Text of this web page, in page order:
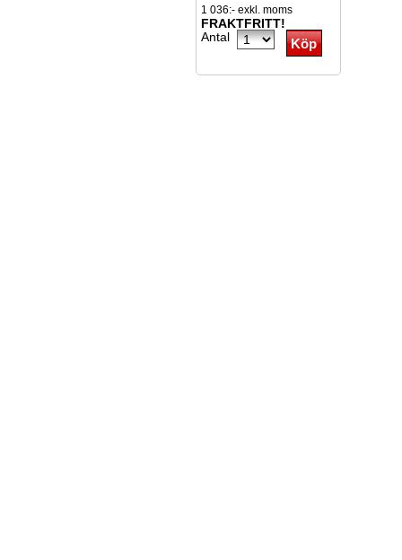
1 036:- exkl. moms
FRAKTFRITT!
Antal